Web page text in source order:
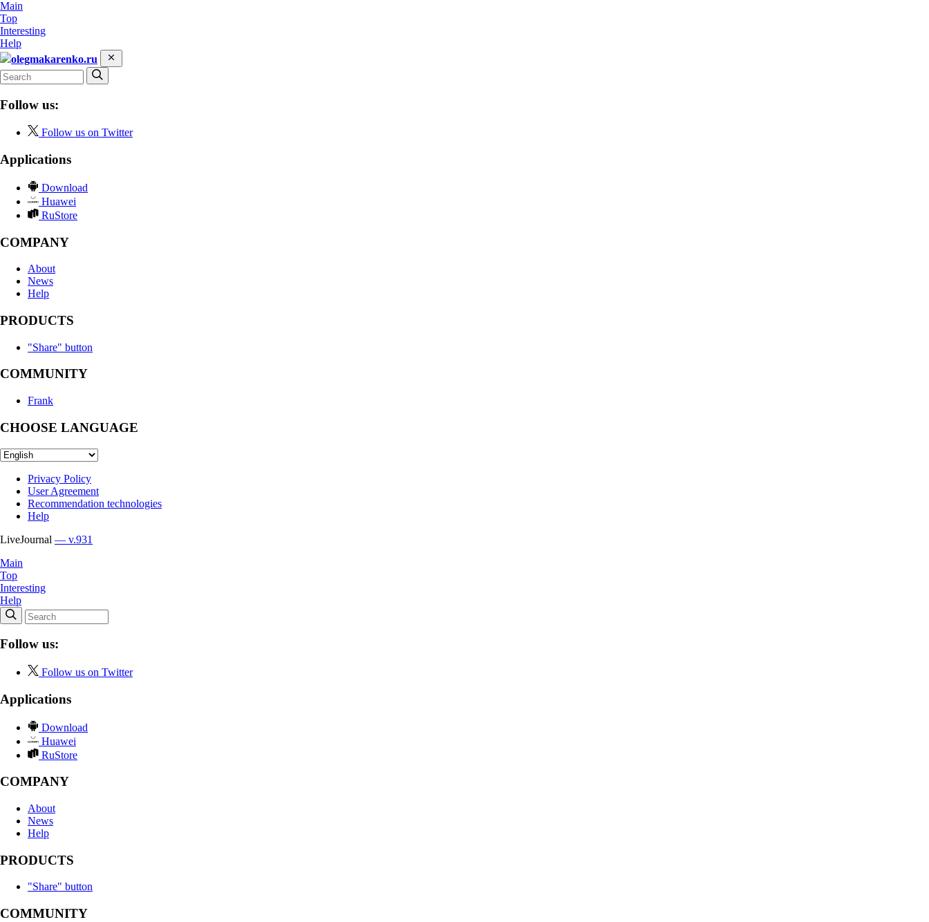
Main
Top
Interesting
Help
olegmakarenko.ru
Follow us:
Follow us on Twitter
Applications
Download
Huawei
RuStore
COMPANY
About
News
Help
PRODUCTS
"Share" button
COMMUNITY
Frank
CHOOSE LANGUAGE
Privacy Policy
User Agreement
Recommendation technologies
Help
LiveJournal — v.931
Main
Top
Interesting
Help
Follow us:
Follow us on Twitter
Applications
Download
Huawei
RuStore
COMPANY
About
News
Help
PRODUCTS
"Share" button
COMMUNITY